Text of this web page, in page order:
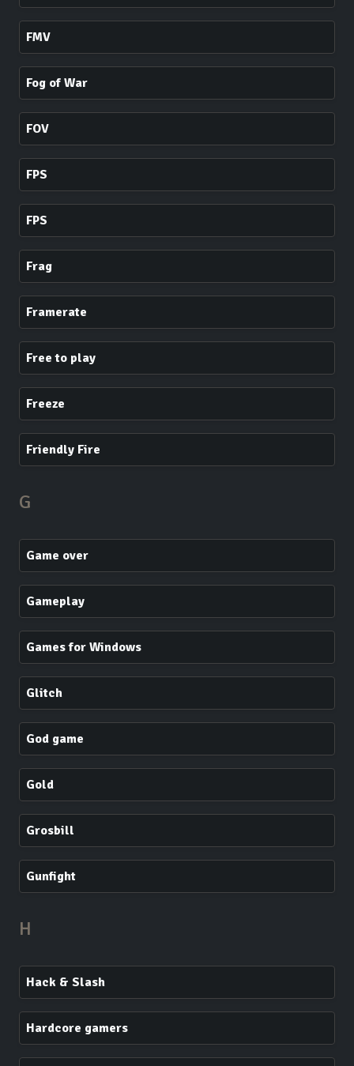
FMV
Fog of War
FOV
FPS
FPS
Frag
Framerate
Free to play
Freeze
Friendly Fire
G
Game over
Gameplay
Games for Windows
Glitch
God game
Gold
Grosbill
Gunfight
H
Hack & Slash
Hardcore gamers